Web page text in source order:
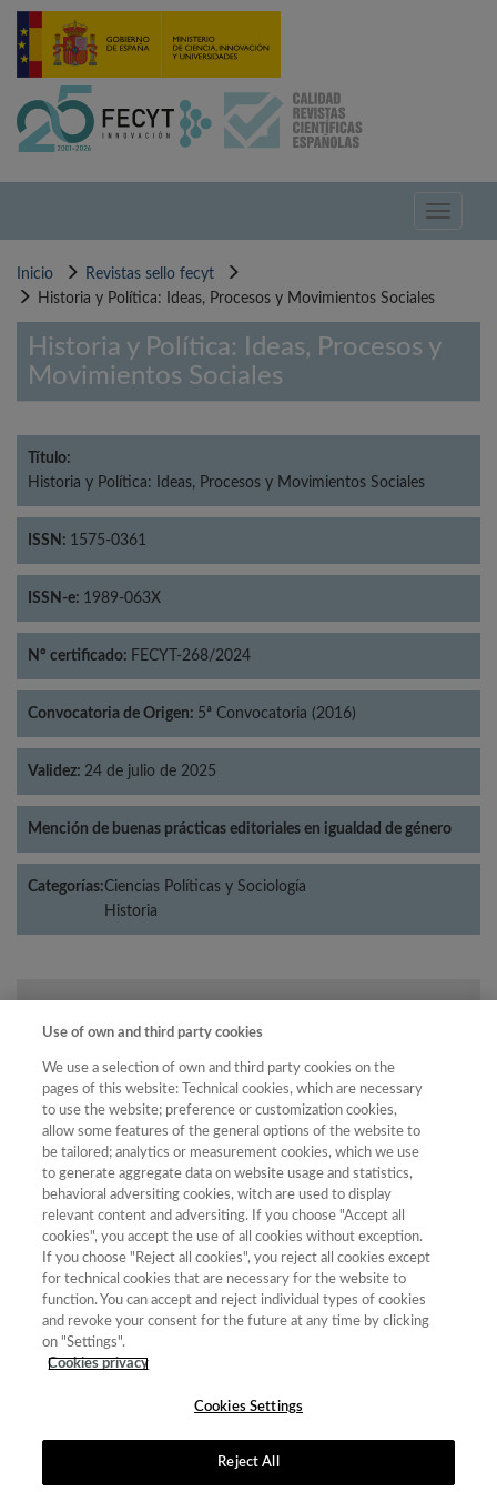
Pasar
contenido
Toggle
Inicio
Revistas sello fecyt
Historia y Política: Ideas, Procesos y Movimientos Sociales
Historia y Política: Ideas, Procesos y
Movimientos Sociales
Título:
Historia y Política: Ideas, Procesos y Movimientos Sociales
ISSN: 1575-0361
ISSN-e: 1989-063X
Nº certificado: FECYT-268/2024
Convocatoria de Origen: 5ª Convocatoria (2016)
Validez: 24 de julio de 2025
Mención de buenas prácticas editoriales en igualdad de género
Categorías:Ciencias Políticas y Sociología
Historia
Año
Año Categoría Puntuación Posición
Total
de
revistas
2023
Ciencias
Políticas y
Sociología
37.83 30 68
2023 Historia
Use of own and third party cookies
We use a selection of own and third party cookies on the
pages of this website: Technical cookies, which are necessary
to use the website; preference or customization cookies,
allow some features of the general options of the website to
be tailored; analytics or measurement cookies, which we use
to generate aggregate data on website usage and statistics,
behavioral adversiting cookies, witch are used to display
relevant content and adversiting. If you choose "Accept all
cookies", you accept the use of all cookies without exception.
If you choose "Reject all cookies", you reject all cookies except
for technical cookies that are necessary for the website to
function. You can accept and reject individual types of cookies
and revoke your consent for the future at any time by clicking
on "Settings".
Cookies privacy
Cookies Settings
Reject All